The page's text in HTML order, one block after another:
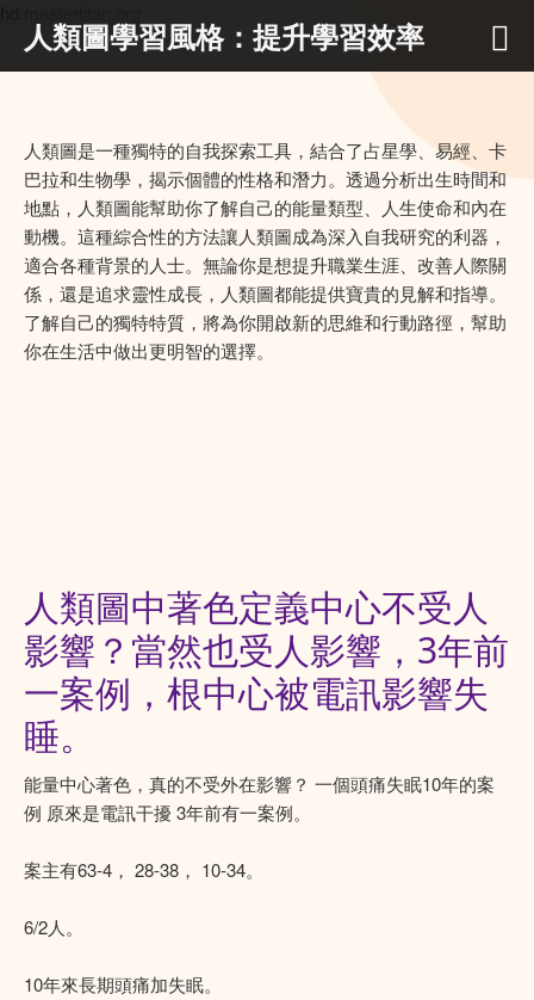
人類圖學習風格：提升學習效率
人類圖是一種獨特的自我探索工具，結合了占星學、易經、卡
巴拉和生物學，揭示個體的性格和潛力。透過分析出生時間和
地點，人類圖能幫助你了解自己的能量類型、人生使命和內在
動機。這種綜合性的方法讓人類圖成為深入自我研究的利器，
適合各種背景的人士。無論你是想提升職業生涯、改善人際關
係，還是追求靈性成長，人類圖都能提供寶貴的見解和指導。
了解自己的獨特特質，將為你開啟新的思維和行動路徑，幫助
你在生活中做出更明智的選擇。
人類圖中著色定義中心不受人
影響？當然也受人影響，3年前
一案例，根中心被電訊影響失
睡。
能量中心著色，真的不受外在影響？ 一個頭痛失眠10年的案
例 原來是電訊干擾 3年前有一案例。
案主有63-4， 28-38， 10-34。
6/2人。
10年來長期頭痛加失眠。